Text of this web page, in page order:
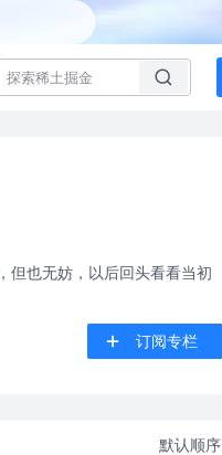
但也无妨，以后回头看看当初
订阅专栏
默认顺序